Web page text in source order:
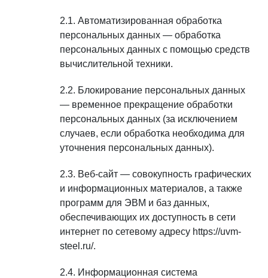
Автоматизированная обработка
персональных данных — обработка
персональных данных с помощью средств
вычислительной техники.
Блокирование персональных данных
— временное прекращение обработки
персональных данных (за исключением
случаев, если обработка необходима для
уточнения персональных данных).
Веб-сайт — совокупность графических
и информационных материалов, а также
программ для ЭВМ и баз данных,
обеспечивающих их доступность в сети
интернет по сетевому адресу https://uvm-
steel.ru/.
Информационная система